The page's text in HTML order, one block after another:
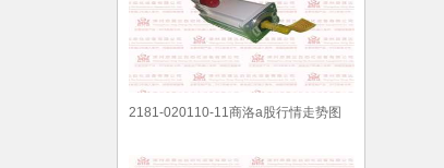
2181-020110-11商洛a股行情走势图